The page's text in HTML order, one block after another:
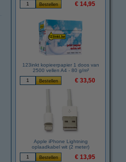
€ 14,95
123inkt kopieerpapier 1 doos van
2500 vellen A4 - 80 g/m²
€ 33,50
Apple iPhone Lightning
oplaadkabel wit (2 meter)
€ 13,95